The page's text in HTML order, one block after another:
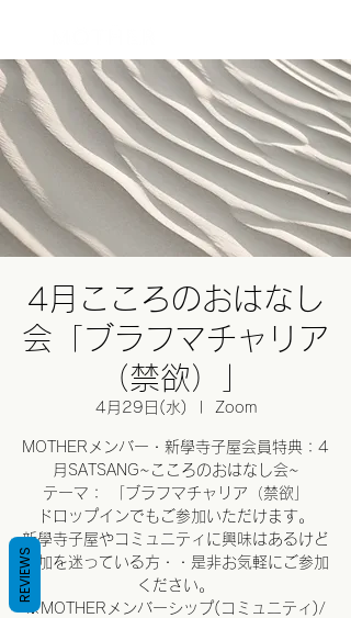
4月こころのおはなし
会「ブラフマチャリア
（禁欲）」
4月29日(水) Zoom
MOTHERメンバー・新學寺子屋会員特典：4
月SATSANG~こころのおはなし会~
テーマ： 「ブラフマチャリア（禁欲」
ドロップインでもご参加いただけます。
新學寺子屋やコミュニティに興味はあるけど
参加を迷っている方・・是非お気軽にご参加
ください。
※MOTHERメンバーシップ(コミュニティ)/
REVIEWS